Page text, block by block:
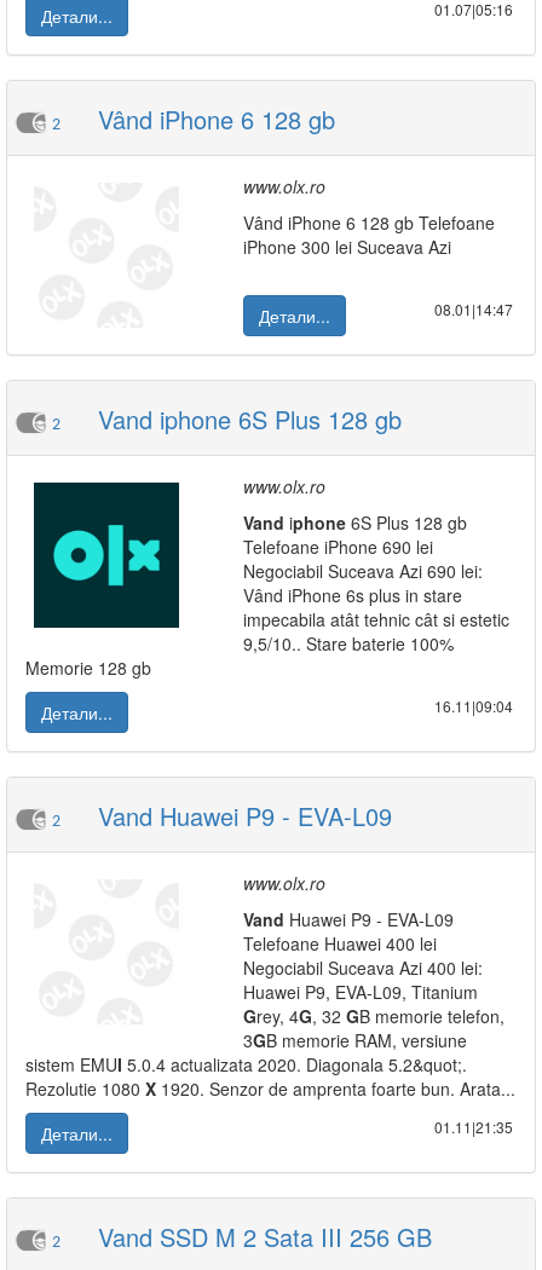
Детали...
01.07|05:16
2 Vând iPhone 6 128 gb
www.olx.ro
Vând iPhone 6 128 gb Telefoane
iPhone 300 lei Suceava Azi
Детали... 08.01|14:47
2 Vand iphone 6S Plus 128 gb
www.olx.ro
Vand iphone 6S Plus 128 gb
Telefoane iPhone 690 lei
Negociabil Suceava Azi 690 lei:
Vând iPhone 6s plus in stare
impecabila atât tehnic cât si estetic
9,5/10.. Stare baterie 100%
Memorie 128 gb
Детали...
16.11|09:04
2 Vand Huawei P9 - EVA-L09
www.olx.ro
Vand Huawei P9 - EVA-L09
Telefoane Huawei 400 lei
Negociabil Suceava Azi 400 lei:
Huawei P9, EVA-L09, Titanium
Grey, 4G, 32 GB memorie telefon,
3GB memorie RAM, versiune
sistem EMUI 5.0.4 actualizata 2020. Diagonala 5.2&quot;.
Rezolutie 1080 X 1920. Senzor de amprenta foarte bun. Arata...
Детали...
01.11|21:35
2 Vand SSD M 2 Sata III 256 GB